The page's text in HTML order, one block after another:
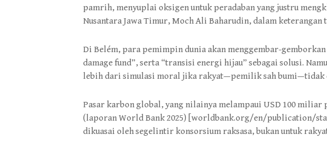
pamrih, menyuplai oksigen untuk peradaban yang justru
Nusantara Jawa Timur, Moch Ali Baharudin, dalam keterangan
Di Belém, para pemimpin dunia akan menggembar-
damage fund”, serta “transisi energi hijau” sebagai solusi.
lebih dari simulasi moral jika rakyat—pemilik sah bumi—tidak
Pasar karbon global, yang nilainya melampaui USD 100 miliar
(laporan World Bank 2025) [worldbank.org/en/publication/
dikuasai oleh segelintir konsorsium raksasa, bukan untuk